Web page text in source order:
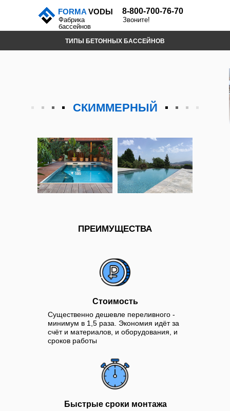
8-800-700-76-70
Звоните!
FORMA VODЫ
Фабрика
бассейнов
ТИПЫ БЕТОННЫХ БАССЕЙНОВ
ПРЕИМУЩЕСТВА
Стоимость
Существенно дешевле переливного -
минимум в 1,5 раза. Экономия идёт за
счёт и материалов, и оборудования, и
сроков работы
Быстрые сроки монтажа
СКИММЕРНЫЙ